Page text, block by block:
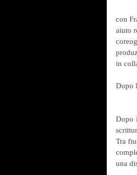
con
aiuto
in
Dopo
Dopo
Tra
una